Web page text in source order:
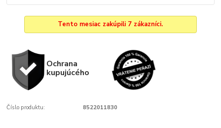
Tento mesiac zakúpili 7 zákazníci.
Ochrana
kupujúcého
Číslo produktu: 8522011830